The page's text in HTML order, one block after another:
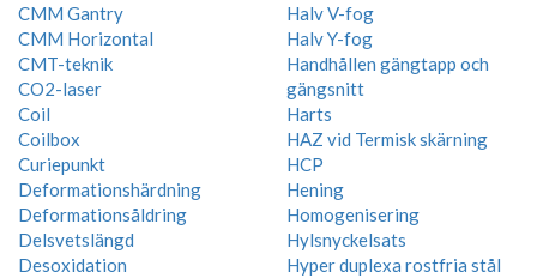
CMM Gantry
CMM Horizontal
CMT-teknik
CO2-laser
Coil
Coilbox
Curiepunkt
Deformationshärdning
Deformationsåldring
Delsvetslängd
Desoxidation
Halv V-fog
Halv Y-fog
Handhållen gängtapp och
gängsnitt
Harts
HAZ vid Termisk skärning
HCP
Hening
Homogenisering
Hylsnyckelsats
Hyper duplexa rostfria stål